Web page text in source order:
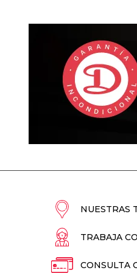
NUESTRAS
TRABAJA
CONSULTA